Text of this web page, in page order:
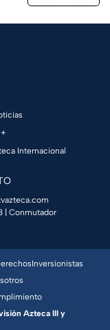
Internacional
| Conmutador
Inversionistas
Azteca III y